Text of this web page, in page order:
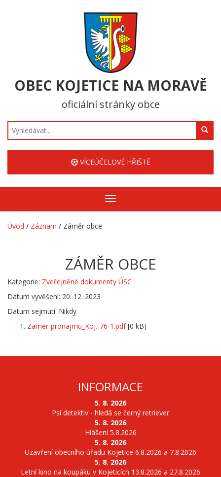
OBEC KOJETICE NA MORAVĚ
oficiální stránky obce
Hledat
VÍCEÚČELOVÉ HŘIŠTĚ
Zobrazit/skrýt
navigaci
Úvod / Záznam / Záměr obce
ZÁMĚR OBCE
Kategorie: Zveřejněné dokumenty ÚSC
Datum vyvěšení: 20. 12. 2023
Datum sejmutí: Nikdy
Zamer-pronajmu_Koj.-76-1.pdf[0 kB]
INFORMACE
5. 8. 2026
Psí detektiv - hledá se černý retriever
5. 8. 2026
Hlášení 5.8.2026
5. 8. 2026
Uzavření obecního úřadu Kojetice 6.8.2026 a 7.8.2026
5. 8. 2026
Letní kino na koupáku v Kojeticích 13.8.2026 a 27.8.2026